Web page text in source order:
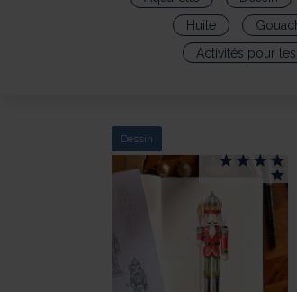
Huile
Activités pour
Dessin